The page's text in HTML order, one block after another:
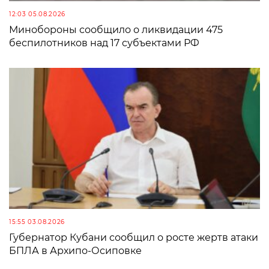
12:03 05.08.2026
Минобороны сообщило о ликвидации 475
беспилотников над 17 субъектами РФ
15:55 03.08.2026
Губернатор Кубани сообщил о росте жертв атаки
БПЛА в Архипо-Осиповке